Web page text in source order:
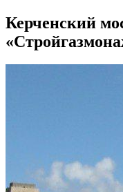
Керченский